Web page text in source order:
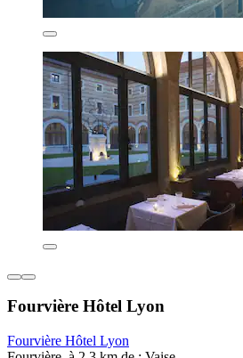
Fourvière Hôtel Lyon
Fourvière Hôtel Lyon